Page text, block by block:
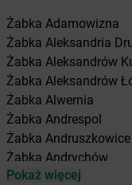
Żabka Adamowizna
Żabka Aleksandria
Żabka Aleksandrów
Żabka Aleksandrów
Żabka Alwernia
Żabka Andrespol
Żabka Andruszkowice
Żabka Andrychów
Żabka Antonie
Pokaż więcej